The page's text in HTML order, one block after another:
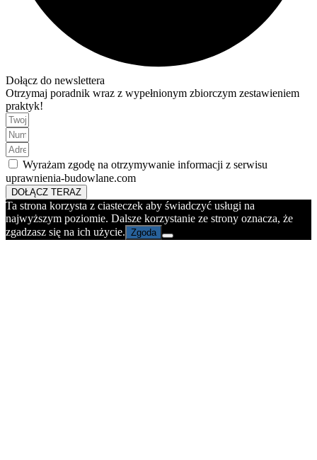
Dołącz do newslettera
Otrzymaj poradnik wraz z wypełnionym zbiorczym zestawieniem
praktyk!
Wyrażam zgodę na otrzymywanie informacji z serwisu
uprawnienia-budowlane.com
DOŁĄCZ TERAZ
Ta strona korzysta z ciasteczek aby świadczyć usługi na
najwyższym poziomie. Dalsze korzystanie ze strony oznacza, że
zgadzasz się na ich użycie. Zgoda